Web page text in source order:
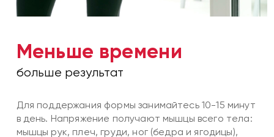
Меньше времени
больше результат
Для поддержания формы занимайтесь 10-15 минут
в день. Напряжение получают мышцы всего тела:
мышцы рук, плеч, груди, ног (бедра и ягодицы),